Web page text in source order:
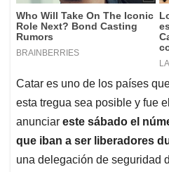
Catar es uno de los países
esta tregua sea posible y fue
anunciar este sábado el
que iban a ser liberadores
una delegación de seguridad